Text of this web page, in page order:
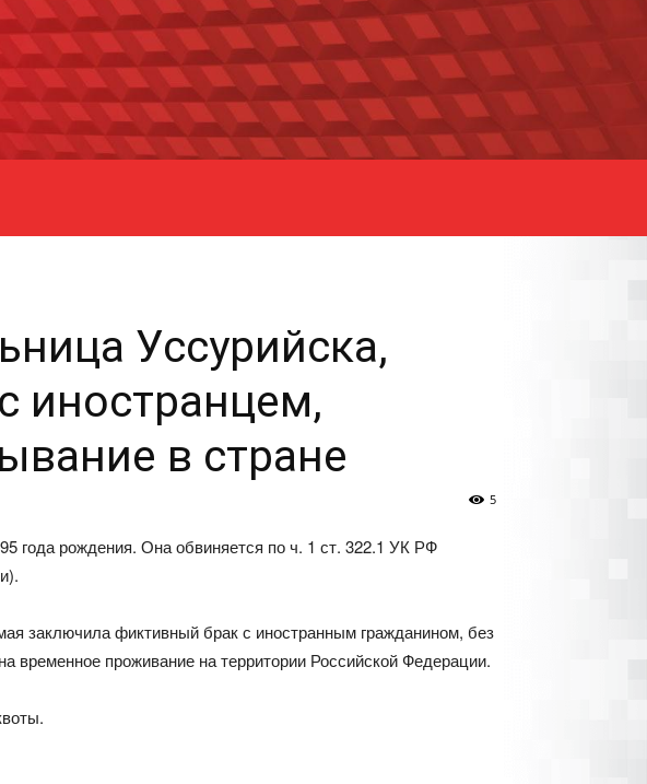
Уссурийска,
иностранцем,
в стране
5
года рождения. Она обвиняется по ч. 1 ст. 322.1 УК РФ
заключила фиктивный брак с иностранным гражданином, без
проживание на территории Российской Федерации.